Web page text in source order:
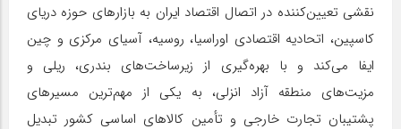
نقشی تعیین‌کننده در اتصال اقتصاد ایران به بازارهای حوزه دریای
کاسپین، اتحادیه اقتصادی اوراسیا، روسیه، آسیای مرکزی و چین
ایفا می‌کند و با بهره‌گیری از زیرساخت‌های بندری، ریلی و
مزیت‌های منطقه آزاد انزلی، به یکی از مهم‌ترین مسیرهای
پشتیبان تجارت خارجی و تأمین کالاهای اساسی کشور تبدیل